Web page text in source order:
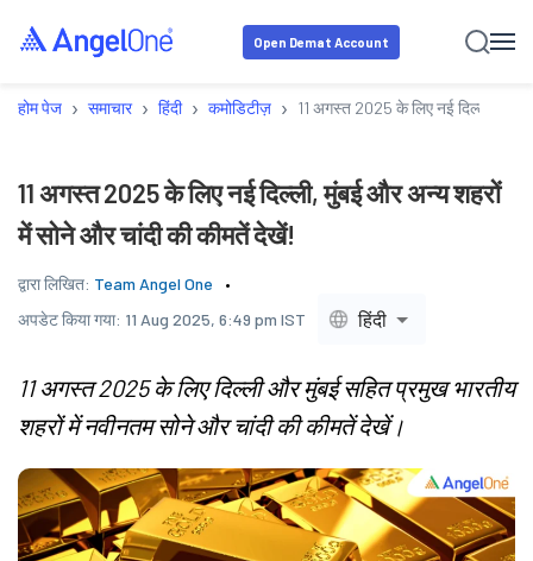
Open Demat Account
होम पेज › समाचार › हिंदी › कमोडिटीज़ › 11 अगस्त 2025 के लिए नई दिल्ली,
11 अगस्त 2025 के लिए नई दिल्ली, मुंबई और अन्य शहरों
में सोने और चांदी की कीमतें देखें!
द्वारा लिखित: Team Angel One
अपडेट किया गया: 11 Aug 2025, 6:49 pm IST हिंदी
11 अगस्त 2025 के लिए दिल्ली और मुंबई सहित प्रमुख भारतीय
शहरों में नवीनतम सोने और चांदी की कीमतें देखें।